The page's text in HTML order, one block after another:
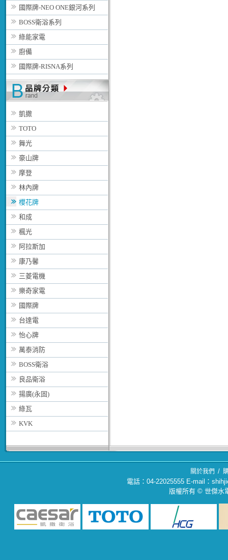
國際牌-NEO ONE銀河系列
BOSS衛浴系列
綠能家電
廚備
國際牌-RISNA系列
凱撒
TOTO
舞光
豪山牌
摩登
林內牌
櫻花牌
和成
楓光
阿拉斯加
康乃馨
三菱電機
樂奇家電
國際牌
台達電
怡心牌
萬泰消防
BOSS衛浴
良品衛浴
揚廣(永固)
綠瓦
KVK
關於我們 /
電話：04-22025555 E-mail：
版權所有 © 世傑水